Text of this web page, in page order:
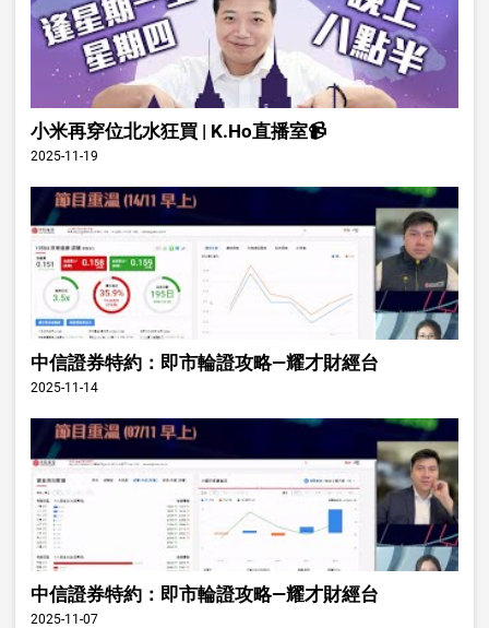
小米再穿位北水狂買 | K.Ho直播室📹
2025-11-19
中信證券特約：即市輪證攻略—耀才財經台
2025-11-14
中信證券特約：即市輪證攻略—耀才財經台
2025-11-07